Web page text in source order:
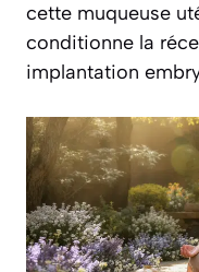
cette muqueuse
conditionne la
implantation